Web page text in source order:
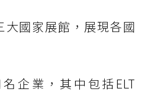
國家展館，展現各國
企業，其中包括ELT